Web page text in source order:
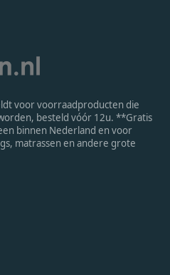
voor voorraadproducten die
besteld vóór 12u. **Gratis
binnen Nederland en voor
matrassen en andere grote